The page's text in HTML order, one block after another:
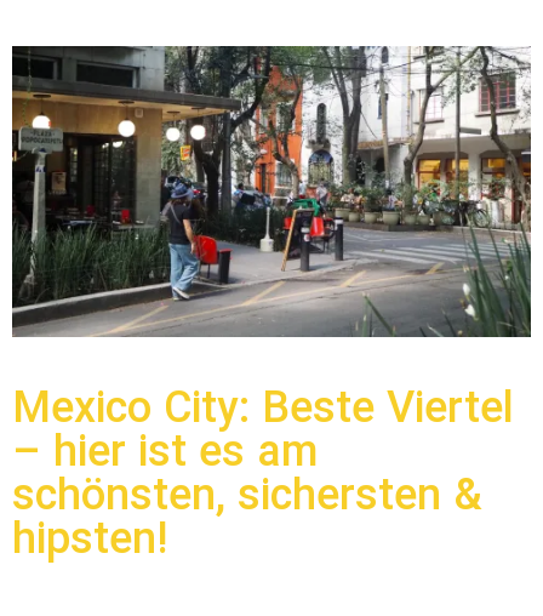
Mexico City: Beste Viertel
– hier ist es am
schönsten, sichersten &
hipsten!